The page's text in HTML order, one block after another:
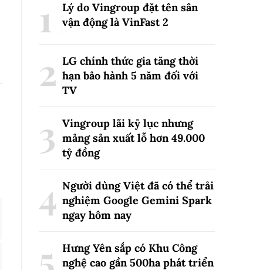
Lý do Vingroup đặt tên sân
vận động là VinFast2
LG chính thức gia tăng thời
hạn bảo hành 5 năm đối với
TV
Vingroup lãi kỷ lục nhưng
mảng sản xuất lỗ hơn 49.000
tỷ đồng
Người dùng Việt đã có thể trải
nghiệm Google Gemini Spark
ngay hôm nay
Hưng Yên sắp có Khu Công
nghệ cao gần 500ha phát triển